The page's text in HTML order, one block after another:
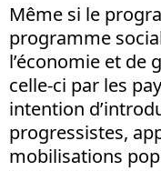
Même si le
programme
l’économie et de
celle-ci par les
intention
progressistes,
mobilisations